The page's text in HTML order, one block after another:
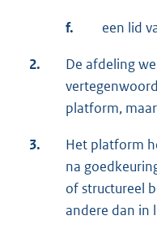
f. een lid
2.
De afdeling
platform,
3.
Het platform
na
of structureel
andere dan in